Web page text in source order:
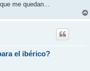
me quedan...
el ibérico?